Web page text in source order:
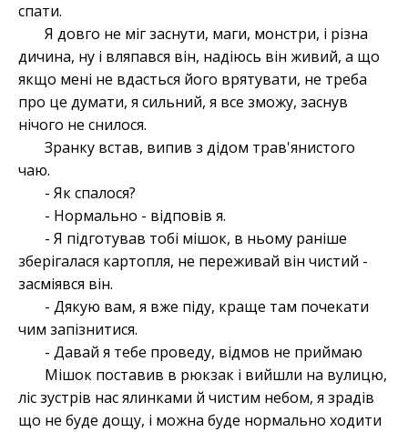
спати.
Я довго не міг заснути, маги, монстри, і різна
дичина, ну і вляпався він, надіюсь він живий, а що
якщо мені не вдасться його врятувати, не треба
про це думати, я сильний, я все зможу, заснув
нічого не снилося.
Зранку встав, випив з дідом трав'янистого
чаю.
- Як спалося?
- Нормально - відповів я.
- Я підготував тобі мішок, в ньому раніше
зберігалася картопля, не переживай він чистий -
засміявся він.
- Дякую вам, я вже піду, краще там почекати
чим запізнитися.
- Давай я тебе проведу, відмов не приймаю
Мішок поставив в рюкзак і вийшли на вулицю,
ліс зустрів нас ялинками й чистим небом, я зрадів
що не буде дощу, і можна буде нормально ходити